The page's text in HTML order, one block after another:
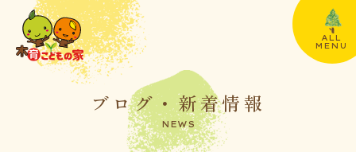
ALL
MENU
ブログ・新着情報
NEWS